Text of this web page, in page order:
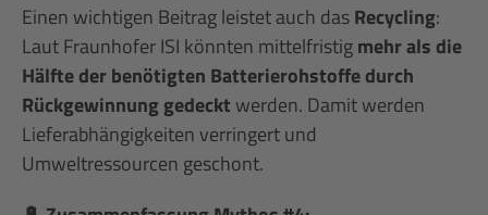
Einen wichtigen Beitrag leistet auch dasRecycling:
Laut Fraunhofer ISI könnten mittelfristigmehr als die
Hälfte der benötigten Batterierohstoffe durch
Rückgewinnung gedecktwerden. Damit werden
Lieferabhängigkeiten verringert und
Umweltressourcen geschont.